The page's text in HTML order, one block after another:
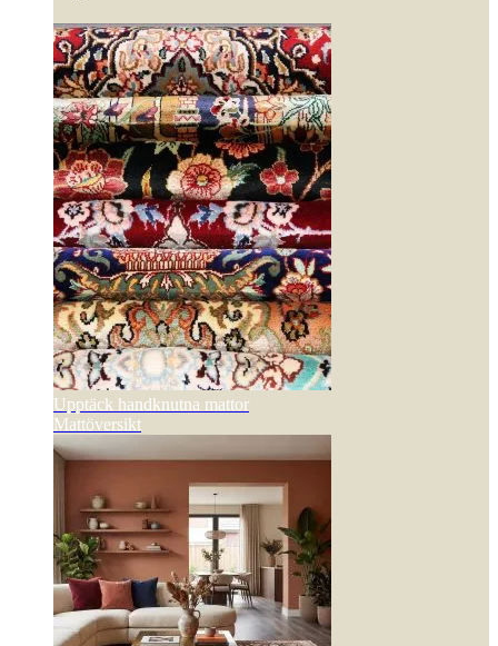
Upptäck handknutna mattor
Mattöversikt